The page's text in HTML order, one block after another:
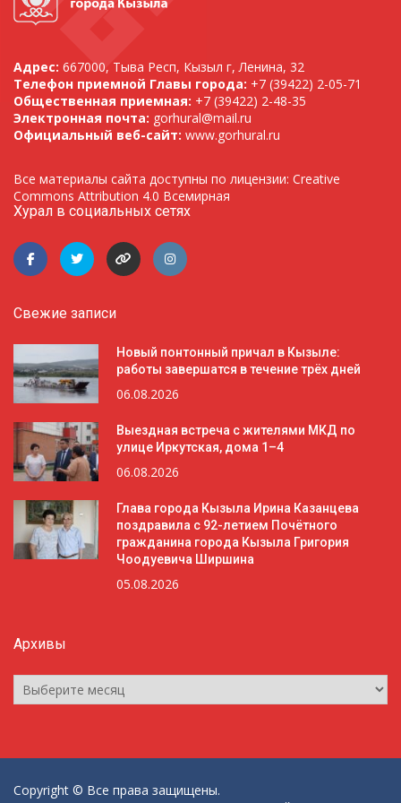
Адрес: 667000, Тыва Респ, Кызыл г, Ленина, 32
Телефон приемной Главы города: +7 (39422) 2-05-71
Общественная приемная: +7 (39422) 2-48-35
Электронная почта: gorhural@mail.ru
Официальный веб-сайт: www.gorhural.ru
Все материалы сайта доступны по лицензии: Creative
Commons Attribution 4.0 Всемирная
Хурал в социальных сетях
Свежие записи
Новый понтонный причал в Кызыле:
работы завершатся в течение трёх дней
06.08.2026
Выездная встреча с жителями МКД по
улице Иркутская, дома 1–4
06.08.2026
Глава города Кызыла Ирина Казанцева
поздравила с 92-летием Почётного
гражданина города Кызыла Григория
Чоодуевича Ширшина
05.08.2026
Архивы
Архивы
Copyright © Все права защищены.